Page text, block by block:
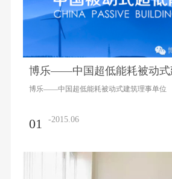
博乐——中国超低能耗被动式
博乐——中国超低能耗被动式建筑理事单位
01 -2015.06